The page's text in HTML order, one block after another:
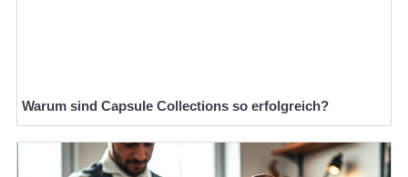
Warum sind Capsule Collections so erfolgreich?